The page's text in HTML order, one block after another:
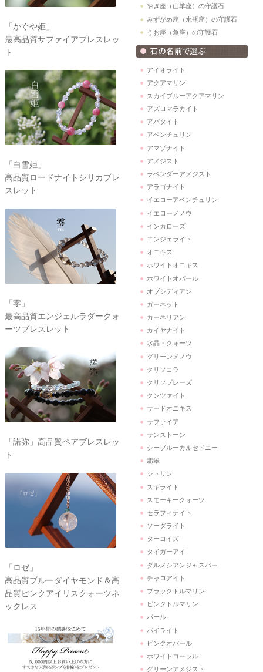
「かぐや姫」
最高品質サファイアブレスレッ
ト
「白雪姫」
高品質ロードナイトシリカブレ
スレット
「零」
最高品質エンジェルラダークォ
ーツブレスレット
「諾弥」高品質ペアブレスレッ
ト
「ロゼ」
高品質ブルーダイヤモンド＆高
品質ピンクアイリスクォーツネ
ックレス
やぎ座（山羊座）の守護石
みずがめ座（水瓶座）の守護石
うお座（魚座）の守護石
アイオライト
アクアマリン
スカイブルーアクアマリン
アズロマラカイト
アパタイト
アベンチュリン
アマゾナイト
アメジスト
ラベンダーアメジスト
アラゴナイト
イエローアベンチュリン
イエローメノウ
インカローズ
エンジェライト
オニキス
ホワイトオニキス
ホワイトオパール
オブシディアン
ガーネット
カーネリアン
カイヤナイト
水晶・クォーツ
グリーンメノウ
クリソコラ
クリソプレーズ
クンツァイト
サードオニキス
サファイア
サンストーン
シーブルーカルセドニー
翡翠
シトリン
スギライト
スモーキークォーツ
セラフィナイト
ソーダライト
ターコイズ
タイガーアイ
ダルメシアンジャスパー
チャロアイト
ブラックトルマリン
ピンクトルマリン
パール
パイライト
ピンクオパール
ホワイトコーラル
グリーンアメジスト